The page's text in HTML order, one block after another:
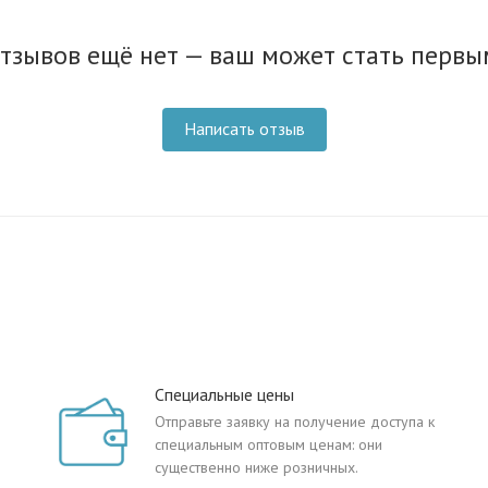
ещё нет — ваш может стать
Написать отзыв
Специальные цены
Отправьте заявку на получение доступа к
специальным оптовым ценам: они
существенно ниже розничных.